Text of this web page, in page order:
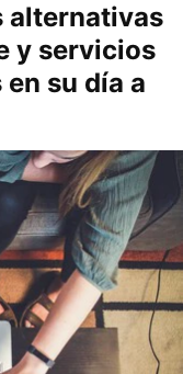
alternativas
y servicios
su día a